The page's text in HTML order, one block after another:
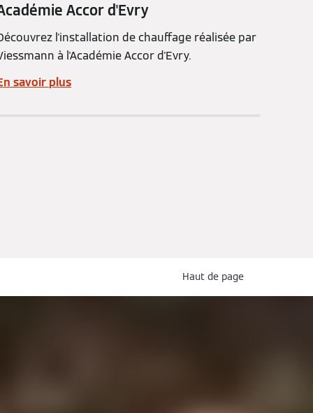
Accor d'Evry
l'installation de chauffage réalisée par
à l'Académie Accor d'Evry.
savoir plus
Haut de page